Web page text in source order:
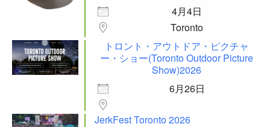
4月4日
Toronto
トロント・アウトドア・ピクチャ
ー・ショー(Toronto Outdoor Picture
Show)2026
6月26日
JerkFest Toronto 2026